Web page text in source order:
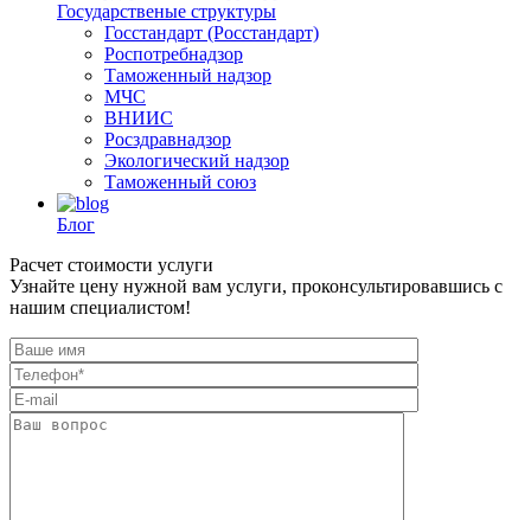
Государственые структуры
Госстандарт (Росстандарт)
Роспотребнадзор
Таможенный надзор
МЧС
ВНИИС
Росздравнадзор
Экологический надзор
Таможенный союз
Блог
Расчет стоимости услуги
Узнайте цену нужной вам услуги, проконсультировавшись с
нашим специалистом!